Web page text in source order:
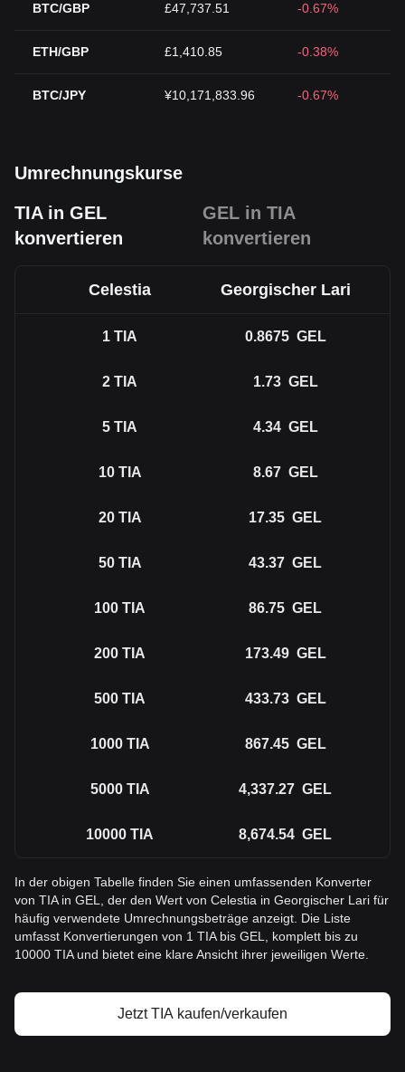
BTC/GBP £47,737.51 -0.67%
ETH/GBP £1,410.85 -0.38%
BTC/JPY ¥10,171,833.96 -0.67%
Umrechnungskurse
TIA in GEL
konvertieren
GEL in TIA
konvertieren
Celestia Georgischer Lari
1 TIA 0.8675 GEL
2 TIA 1.73 GEL
5 TIA 4.34 GEL
10 TIA 8.67 GEL
20 TIA 17.35 GEL
50 TIA 43.37 GEL
100 TIA 86.75 GEL
200 TIA 173.49 GEL
500 TIA 433.73 GEL
1000 TIA 867.45 GEL
5000 TIA 4,337.27 GEL
10000 TIA 8,674.54 GEL
In der obigen Tabelle finden Sie einen umfassenden Konverter
von TIA in GEL, der den Wert von Celestia in Georgischer Lari für
häufig verwendete Umrechnungsbeträge anzeigt. Die Liste
umfasst Konvertierungen von 1 TIA bis GEL, komplett bis zu
10000 TIA und bietet eine klare Ansicht ihrer jeweiligen Werte.
Jetzt TIA kaufen/verkaufen